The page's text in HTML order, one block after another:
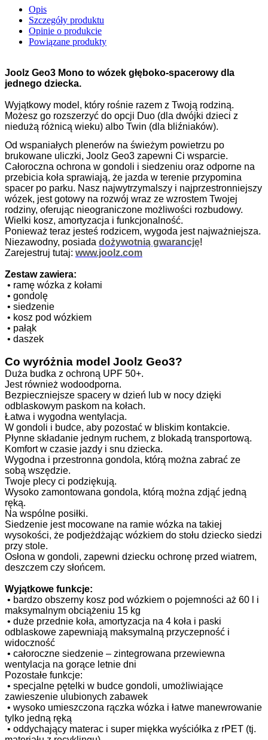
Opis
Szczegóły produktu
Opinie o produkcie
Powiązane produkty
Joolz Geo3 Mono to wózek głęboko-spacerowy dla
jednego dziecka.
Wyjątkowy model, który rośnie razem z Twoją rodziną.
Możesz go rozszerzyć do opcji Duo (dla dwójki dzieci z
niedużą różnicą wieku) albo Twin (dla bliźniaków).
Od wspaniałych plenerów na świeżym powietrzu po
brukowane uliczki, Joolz Geo3 zapewni Ci wsparcie.
Całoroczna ochrona w gondoli i siedzeniu oraz odporne na
przebicia koła sprawiają, że jazda w terenie przypomina
spacer po parku. Nasz najwytrzymalszy i najprzestronniejszy
wózek, jest gotowy na rozwój wraz ze wzrostem Twojej
rodziny, oferując nieograniczone możliwości rozbudowy.
Wielki kosz, amortyzacja i funkcjonalność.
Ponieważ teraz jesteś rodzicem, wygoda jest najważniejsza.
Niezawodny, posiada dożywotnią gwarancję!
Zarejestruj tutaj: www.joolz.com
Zestaw zawiera:
• ramę wózka z kołami
• gondolę
• siedzenie
• kosz pod wózkiem
• pałąk
• daszek
Co wyróżnia model Joolz Geo3?
Duża budka z ochroną UPF 50+.
Jest również wodoodporna.
Bezpieczniejsze spacery w dzień lub w nocy dzięki
odblaskowym paskom na kołach.
Łatwa i wygodna wentylacja.
W gondoli i budce, aby pozostać w bliskim kontakcie.
Płynne składanie jednym ruchem, z blokadą transportową.
Komfort w czasie jazdy i snu dziecka.
Wygodna i przestronna gondola, którą można zabrać ze
sobą wszędzie.
Twoje plecy ci podziękują.
Wysoko zamontowana gondola, którą można zdjąć jedną
ręką.
Na wspólne posiłki.
Siedzenie jest mocowane na ramie wózka na takiej
wysokości, że podjeżdżając wózkiem do stołu dziecko siedzi
przy stole.
Osłona w gondoli, zapewni dziecku ochronę przed wiatrem,
deszczem czy słońcem.
Wyjątkowe funkcje:
• bardzo obszerny kosz pod wózkiem o pojemności aż 60 l i
maksymalnym obciążeniu 15 kg
• duże przednie koła, amortyzacja na 4 koła i paski
odblaskowe zapewniają maksymalną przyczepność i
widoczność
• całoroczne siedzenie – zintegrowana przewiewna
wentylacja na gorące letnie dni
Pozostałe funkcje:
• specjalne pętelki w budce gondoli, umożliwiające
zawieszenie ulubionych zabawek
• wysoko umieszczona rączka wózka i łatwe manewrowanie
tylko jedną ręką
• oddychający materac i super miękka wyściółka z rPET (tj.